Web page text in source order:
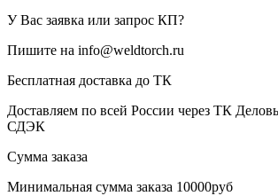
У Вас заявка или запрос КП?
Пишите на info@weldtorch.ru
Бесплатная доставка до ТК
Доставляем по всей России через ТК
СДЭК
Сумма заказа
Минимальная сумма заказа 10000руб